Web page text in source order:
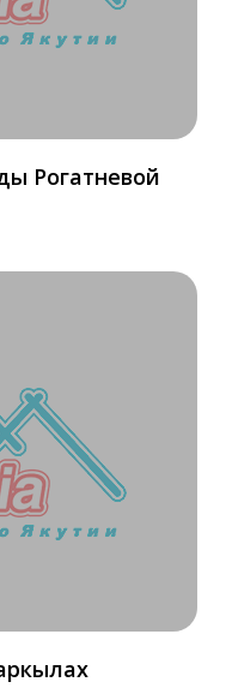
Рогатневой